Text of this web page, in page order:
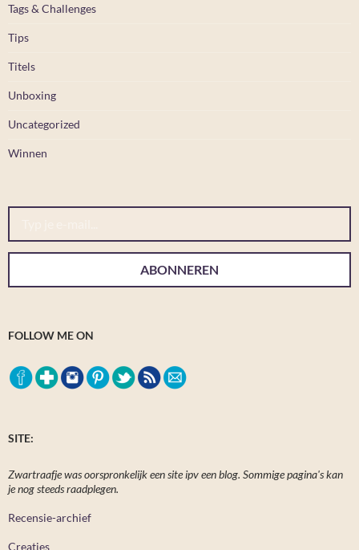
Tags & Challenges
Tips
Titels
Unboxing
Uncategorized
Winnen
Typ je e-mail...
ABONNEREN
FOLLOW ME ON
SITE:
Zwartraafje was oorspronkelijk een site ipv een blog. Sommige pagina's kan
je nog steeds raadplegen.
Recensie-archief
Creaties